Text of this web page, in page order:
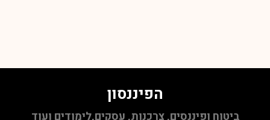
הפיננסון
ביטוח ופיננסים, צרכנות, עסקים,לימודים ועוד